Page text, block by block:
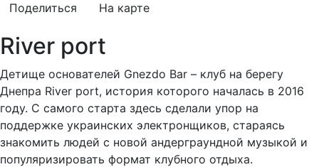
Поделиться
На карте
River port
Детище основателей Gnezdo Bar – клуб на берегу
Днепра River port, история которого началась в 2016
году. С самого старта здесь сделали упор на
поддержке украинских электронщиков, стараясь
знакомить людей с новой андерграундной музыкой и
популяризировать формат клубного отдыха.